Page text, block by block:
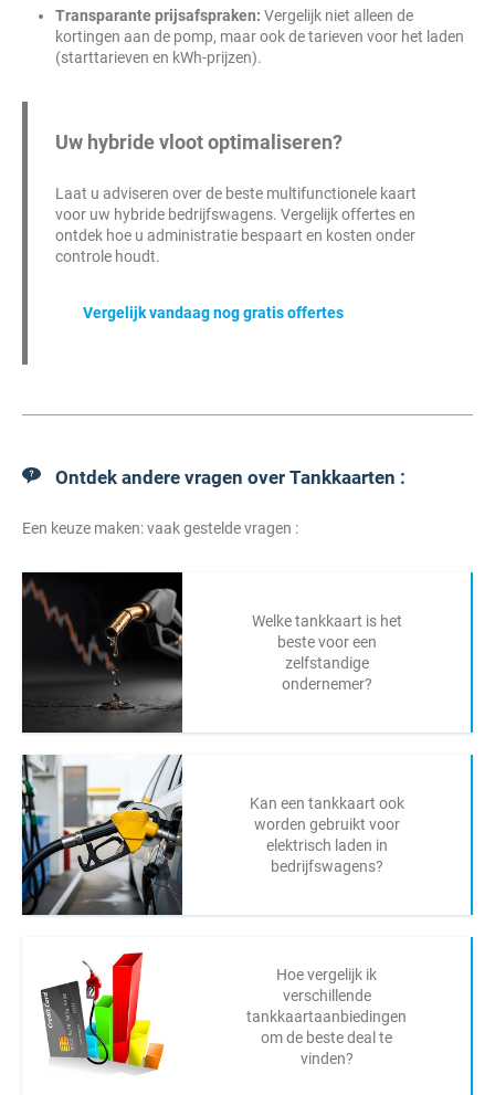
Transparante prijsafspraken: Vergelijk niet alleen de
kortingen aan de pomp, maar ook de tarieven voor het laden
(starttarieven en kWh-prijzen).
Uw hybride vloot optimaliseren?
Laat u adviseren over de beste multifunctionele kaart
voor uw hybride bedrijfswagens. Vergelijk offertes en
ontdek hoe u administratie bespaart en kosten onder
controle houdt.
Vergelijk vandaag nog gratis offertes
Ontdek andere vragen over Tankkaarten :
Een keuze maken: vaak gestelde vragen :
Welke tankkaart is het
beste voor een
zelfstandige
ondernemer?
Kan een tankkaart ook
worden gebruikt voor
elektrisch laden in
bedrijfswagens?
Hoe vergelijk ik
verschillende
tankkaartaanbiedingen
om de beste deal te
vinden?